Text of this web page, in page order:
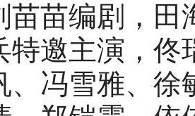
苗苗编剧，田
特邀主演，佟
、冯雪雅、徐